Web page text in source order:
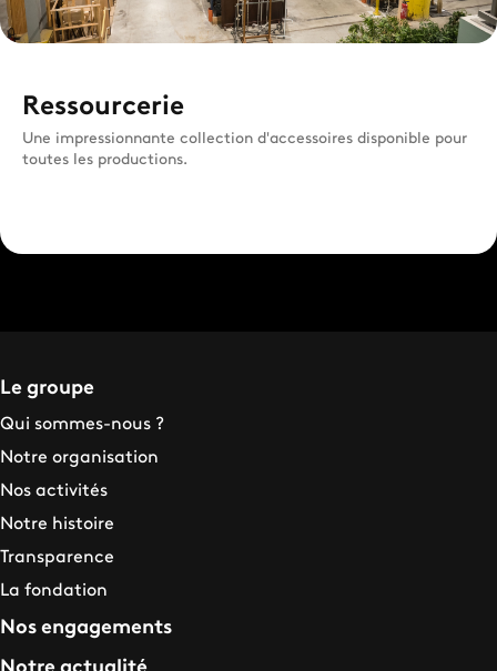
Ressourcerie
Une impressionnante collection d'accessoires disponible pour
toutes les productions.
Le groupe
Qui sommes-nous ?
Notre organisation
Nos activités
Notre histoire
Transparence
La fondation
Nos engagements
Notre actualité